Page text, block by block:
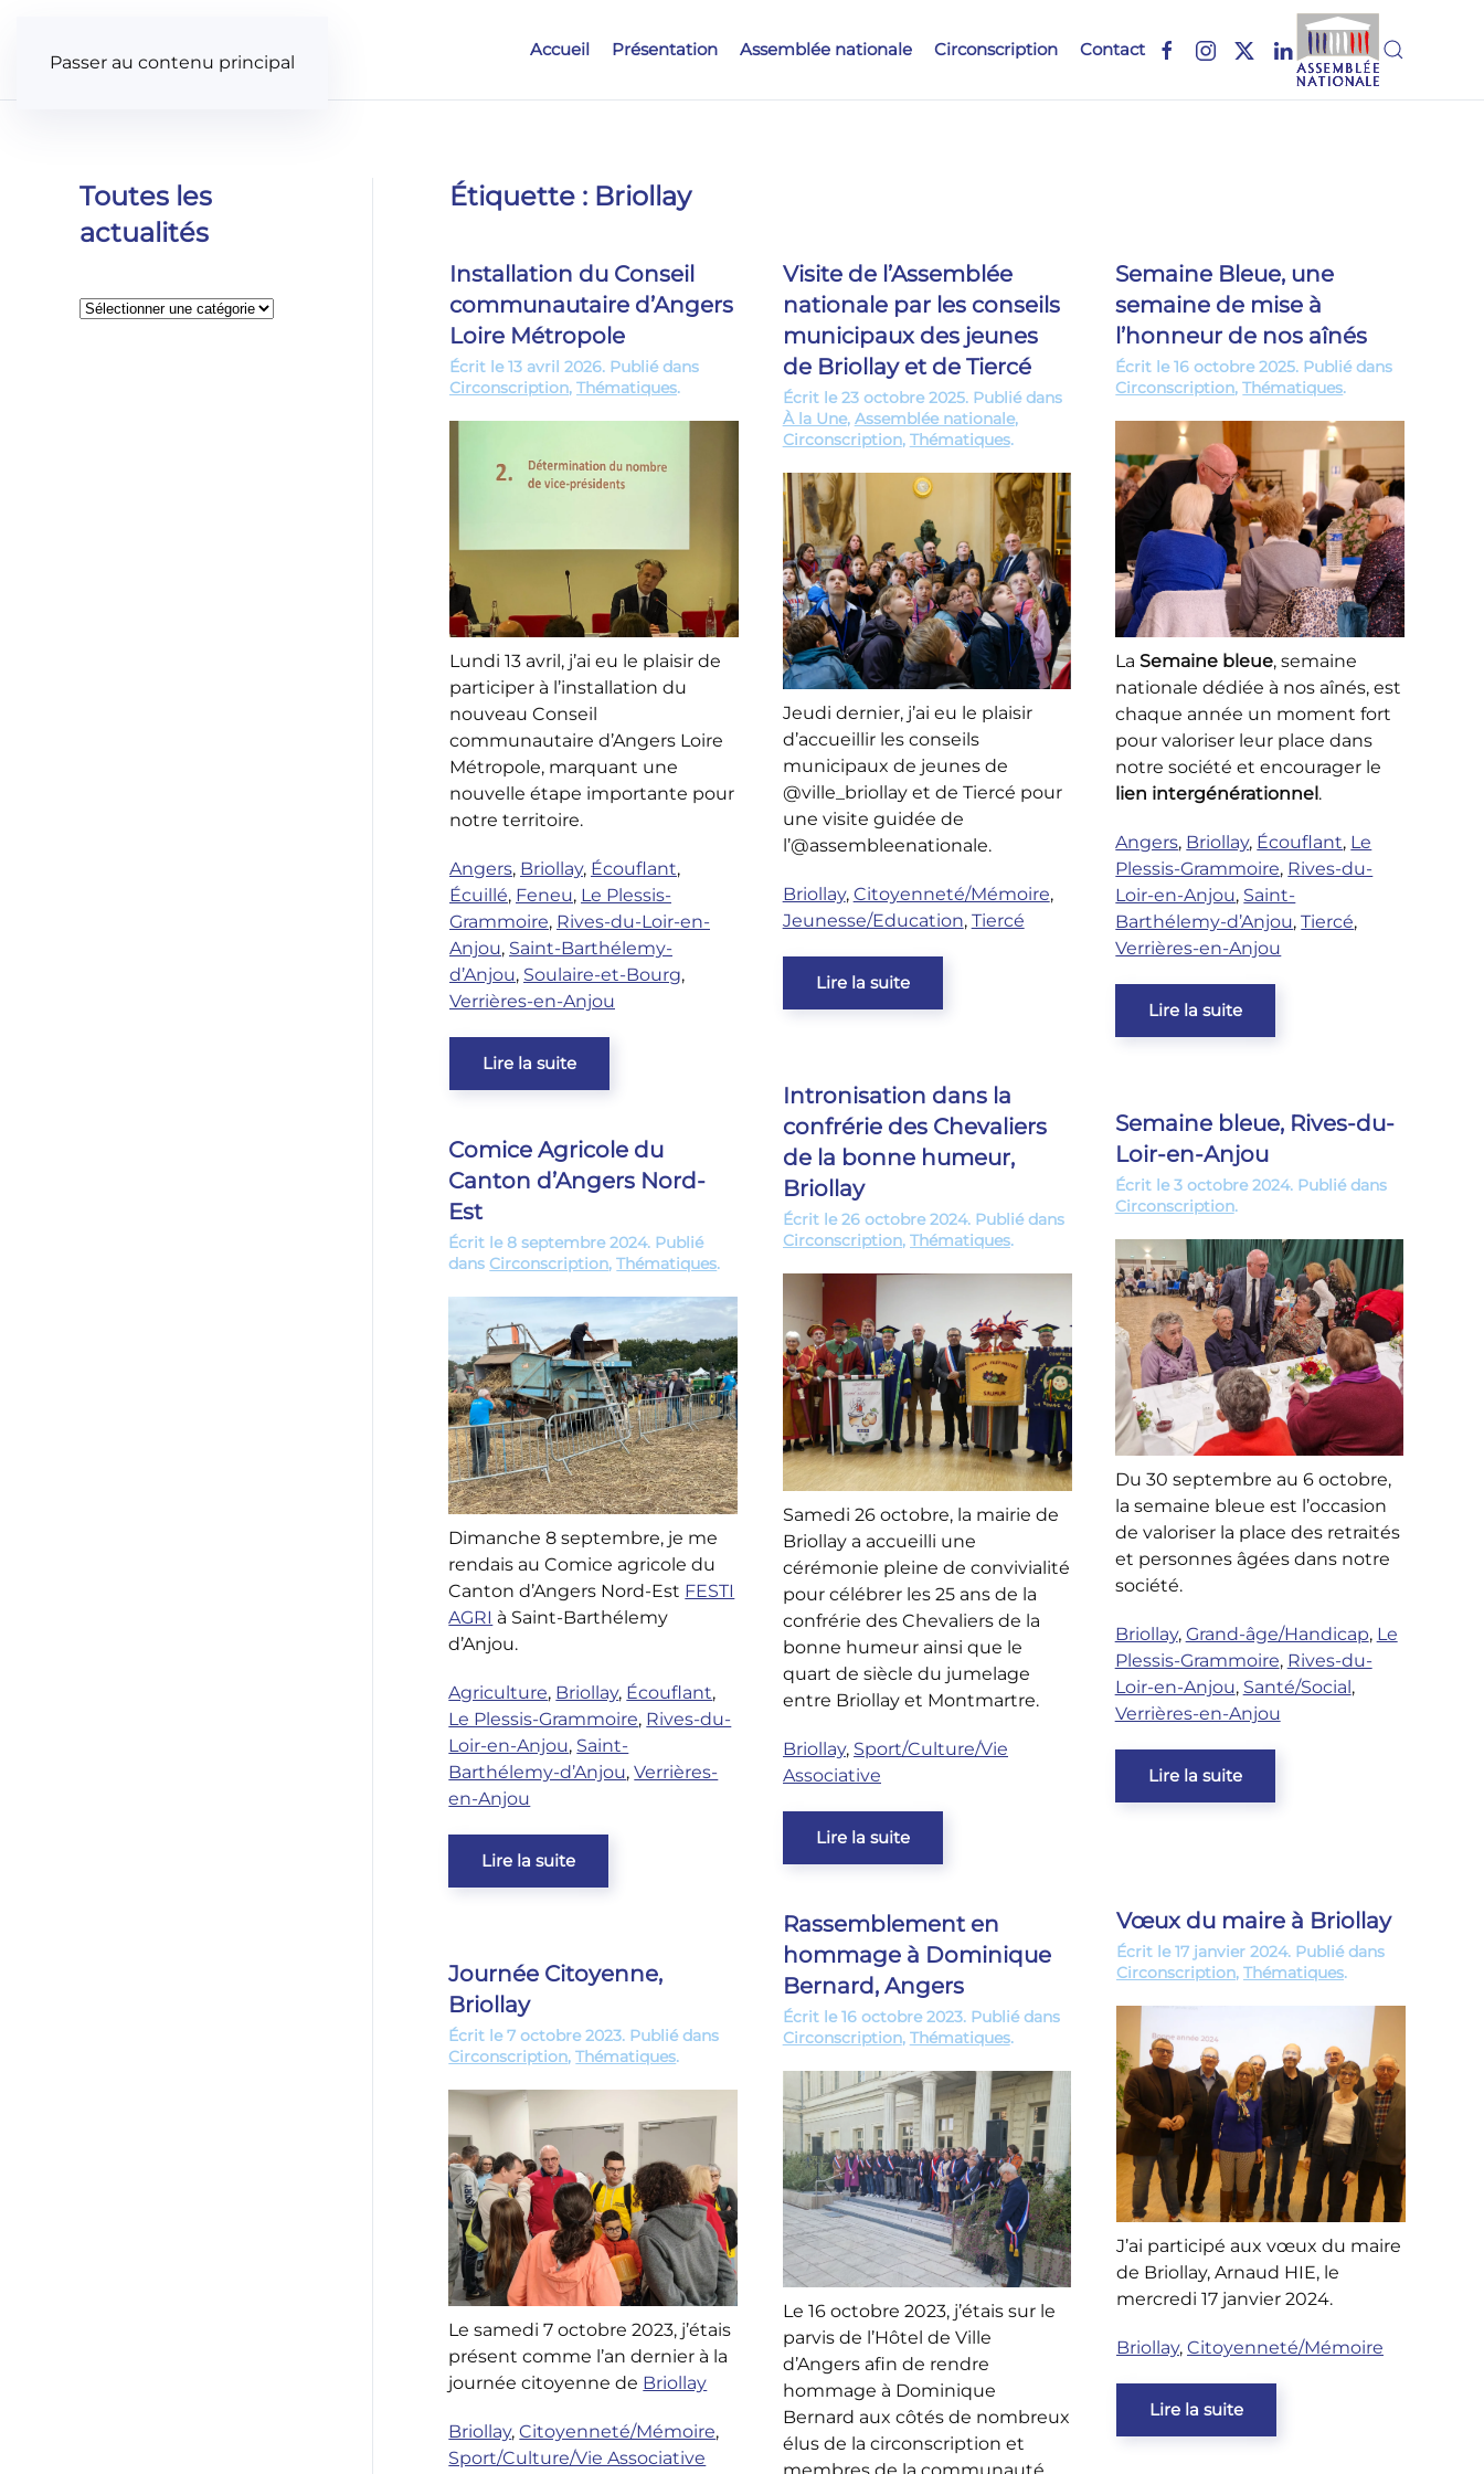
Passer au contenu principal
Accueil Présentation Assemblée nationale Circonscription Contact
Étiquette : Briollay
Installation du Conseil
communautaire d’Angers
Loire Métropole
Écrit le13 avril 2026. Publié dans
Circonscription, Thématiques.
Lundi 13 avril, j’ai eu le plaisir de
participer à l’installation du
nouveau Conseil
communautaire d’Angers Loire
Métropole, marquant une
nouvelle étape importante pour
notre territoire.
Angers, Briollay, Écouflant,
Écuillé, Feneu, Le Plessis-
Grammoire, Rives-du-Loir-en-
Anjou, Saint-Barthélemy-
d’Anjou, Soulaire-et-Bourg,
Verrières-en-Anjou
Lire la suite
Visite de l’Assemblée
nationale par les conseils
municipaux des jeunes
de Briollay et de Tiercé
Écrit le23 octobre 2025. Publié dans
À la Une, Assemblée nationale,
Circonscription, Thématiques.
Jeudi dernier, j’ai eu le plaisir
d’accueillir les conseils
municipaux de jeunes de
@ville_briollay et de Tiercé pour
une visite guidée de
l’@assembleenationale.
Briollay, Citoyenneté/Mémoire,
Jeunesse/Education, Tiercé
Lire la suite
Semaine Bleue, une
semaine de mise à
l’honneur de nos aînés
Écrit le16 octobre 2025. Publié dans
Circonscription,Thématiques.
LaSemaine bleue, semaine
nationale dédiée à nos aînés, est
chaque année un moment fort
pour valoriser leur place dans
notre société et encourager le
lien intergénérationnel .
Angers, Briollay, Écouflant, Le
Plessis-Grammoire, Rives-du-
Loir-en-Anjou, Saint-
Barthélemy-d’Anjou,Tiercé,
Verrières-en-Anjou
Lire la suite
Intronisation dans la
confrérie des Chevaliers
de la bonne humeur,
Briollay
Écrit le26 octobre 2024. Publié dans
Circonscription, Thématiques.
Samedi 26 octobre, la mairie de
Briollay a accueilli une
cérémonie pleine de convivialité
pour célébrer les 25 ans de la
confrérie des Chevaliers de la
bonne humeur ainsi que le
quart de siècle du jumelage
entre Briollay et Montmartre.
Briollay, Sport/Culture/Vie
Associative
Lire la suite
Semaine bleue, Rives-du-
Loir-en-Anjou
Écrit le3 octobre 2024. Publié dans
Circonscription.
Du 30 septembre au 6 octobre,
la semaine bleue est l’occasion
de valoriser la place des retraités
et personnes âgées dans notre
société.
Briollay, Grand-âge/Handicap, Le
Plessis-Grammoire, Rives-du-
Loir-en-Anjou, Santé/Social ,
Verrières-en-Anjou
Lire la suite
Comice Agricole du
Canton d’Angers Nord-
Est
Écrit le8 septembre 2024. Publié
dans Circonscription,Thématiques.
Dimanche 8 septembre, je me
rendais au Comice agricole du
Canton d’Angers Nord-Est FESTI
AGRI à Saint-Barthélemy
d’Anjou.
Agriculture, Briollay, Écouflant,
Le Plessis-Grammoire, Rives-du-
Loir-en-Anjou, Saint-
Barthélemy-d’Anjou,Verrières-
en-Anjou
Lire la suite
Vœux du maire à Briollay
Écrit le17 janvier 2024. Publié dans
Circonscription, Thématiques.
J’ai participé aux vœux du maire
de Briollay, Arnaud HIE, le
mercredi 17 janvier 2024.
Briollay, Citoyenneté/Mémoire
Lire la suite
Rassemblement en
hommage à Dominique
Bernard, Angers
Écrit le16 octobre 2023. Publié dans
Circonscription, Thématiques.
Le 16 octobre 2023, j’étais sur le
parvis de l’Hôtel de Ville
d’Angers afin de rendre
hommage à Dominique
Bernard aux côtés de nombreux
élus de la circonscription et
Journée Citoyenne,
Briollay
Écrit le7 octobre 2023. Publié dans
Circonscription,Thématiques.
Le samedi 7 octobre 2023, j’étais
présent comme l’an dernier à la
journée citoyenne de Briollay
Briollay,Citoyenneté/Mémoire,
Sport/Culture/Vie Associative
Toutes les
actualités
Catégories